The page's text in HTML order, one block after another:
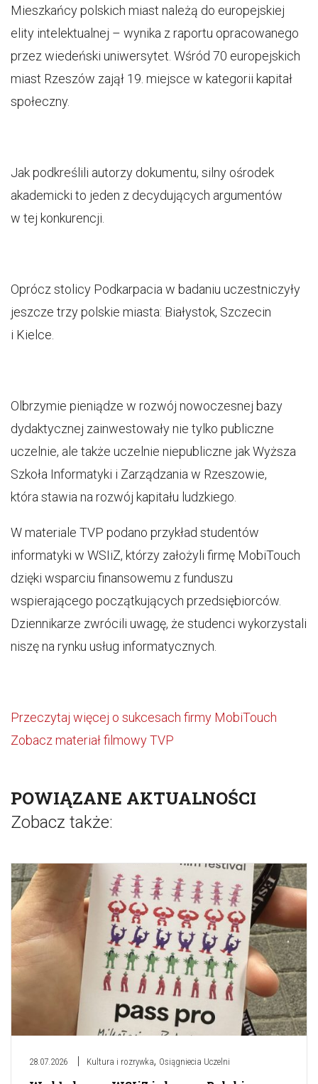
Mieszkańcy polskich miast należą do europejskiej
elity intelektualnej – wynika z raportu opracowanego
przez wiedeński uniwersytet. Wśród 70 europejskich
miast Rzeszów zajął 19. miejsce w kategorii kapitał
społeczny.
Jak podkreślili autorzy dokumentu, silny ośrodek
akademicki to jeden z decydujących argumentów
w tej konkurencji.
Oprócz stolicy Podkarpacia w badaniu uczestniczyły
jeszcze trzy polskie miasta: Białystok, Szczecin
i Kielce.
Olbrzymie pieniądze w rozwój nowoczesnej bazy
dydaktycznej zainwestowały nie tylko publiczne
uczelnie, ale także uczelnie niepubliczne jak Wyższa
Szkoła Informatyki i Zarządzania w Rzeszowie,
która stawia na rozwój kapitału ludzkiego.
W materiale TVP podano przykład studentów
informatyki w WSIiZ, którzy założyli firmę MobiTouch
dzięki wsparciu finansowemu z funduszu
wspierającego początkujących przedsiębiorców.
Dziennikarze zwrócili uwagę, że studenci wykorzystali
niszę na rynku usług informatycznych.
Przeczytaj więcej o sukcesach firmy MobiTouch
Zobacz materiał filmowy TVP
POWIĄZANE AKTUALNOŚCI
Zobacz także:
28.07.2026 Kultura i rozrywka, Osiągniecia Uczelni